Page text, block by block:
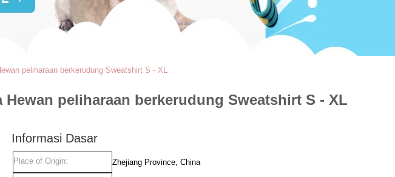
peliharaan berkerudung Sweatshirt S - XL
peliharaan berkerudung Sweatshirt S - XL
Informasi Dasar
Place of Origin: Zhejiang Province, China